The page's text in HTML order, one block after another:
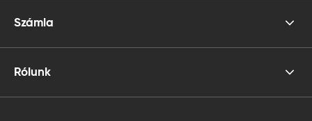
Számla
Rólunk